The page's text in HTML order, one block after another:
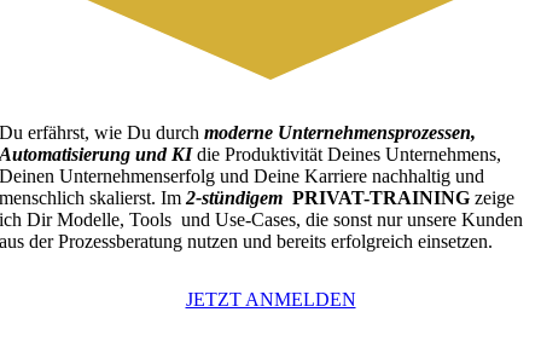
Du erfährst, wie Du durchmoderne Unternehmensprozessen,
Automatisierung und KIdie Produktivität Deines Unternehmens,
Deinen Unternehmenserfolg und Deine Karriere nachhaltig und
menschlich skalierst. Im2-stündigem PRIVAT-TRAININGzeige
ich Dir Modelle, Tools und Use-Cases, die sonst nur unsere Kunden
aus der Prozessberatung nutzen und bereits erfolgreich einsetzen.
JETZT ANMELDEN